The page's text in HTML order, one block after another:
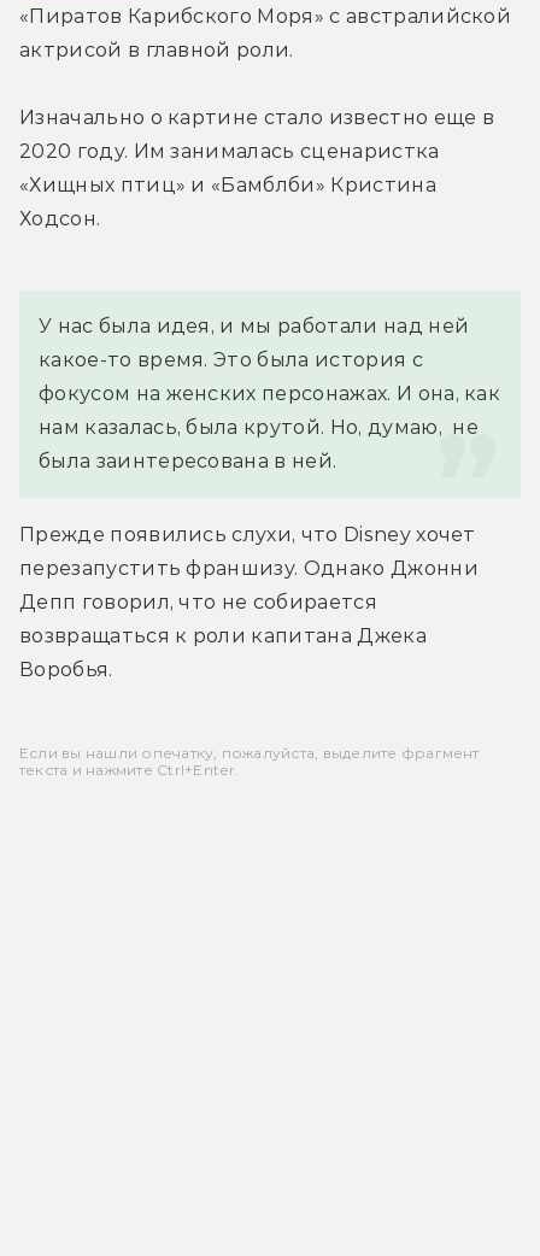
«Пиратов Карибского Моря» с австралийской
актрисой в главной роли.
Изначально о картине стало известно еще в
2020 году. Им занималась сценаристка
«Хищных птиц» и «Бамблби» Кристина
Ходсон.
У нас была идея, и мы работали над ней
какое-то время. Это была история с
фокусом на женских персонажах. И она, как
нам казалась, была крутой. Но, думаю,  не
была заинтересована в ней.
Прежде появились слухи, что Disney хочет
перезапустить франшизу. Однако Джонни
Депп говорил, что не собирается
возвращаться к роли капитана Джека
Воробья.
Если вы нашли опечатку, пожалуйста, выделите фрагмент
текста и нажмите Ctrl+Enter.